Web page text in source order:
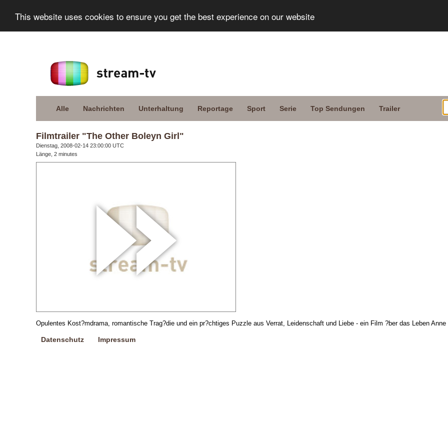
This website uses cookies to ensure you get the best experience on our website
Alle Nachrichten Unterhaltung Reportage Sport Serie Top Sendungen Trailer
Filmtrailer "The Other Boleyn Girl"
Dienstag, 2008-02-14 23:00:00 UTC
Länge, 2 minutes
Opulentes Kost?mdrama, romantische Trag?die und ein pr?chtiges Puzzle aus Verrat, Leidenschaft und Liebe - ein Film ?ber das Leben
Datenschutz Impressum